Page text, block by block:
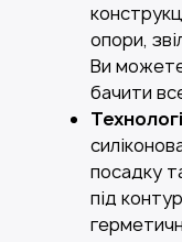
опори,
Ви
бачити
посадку
під